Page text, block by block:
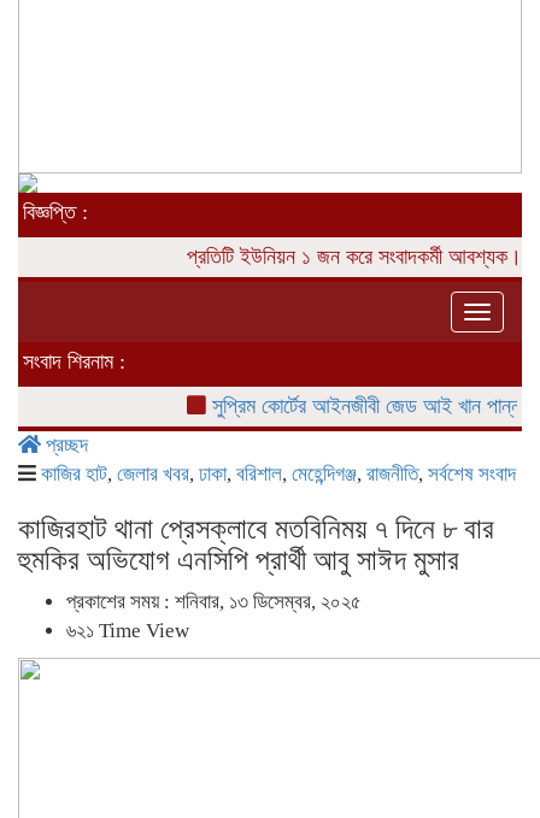
বিজ্ঞপ্তি :
প্রতিটি ইউনিয়ন ১ জন করে সংবাদকর্মী আবশ্যক।
Toggle
সংবাদ শিরনাম :
সুপ্রিম কোর্টের আইনজীবী জেড আই খান পান্নার মেয়ের
প্রচ্ছদ
কাজির হাট, জেলার খবর, ঢাকা, বরিশাল, মেহেন্দিগঞ্জ, রাজনীতি, সর্বশেষ সংবাদ
কাজিরহাট থানা প্রেসক্লাবে মতবিনিময় ৭ দিনে ৮ বার
হুমকির অভিযোগ এনসিপি প্রার্থী আবু সাঈদ মুসার
প্রকাশের সময় : শনিবার, ১৩ ডিসেম্বর, ২০২৫
৬২১ Time View